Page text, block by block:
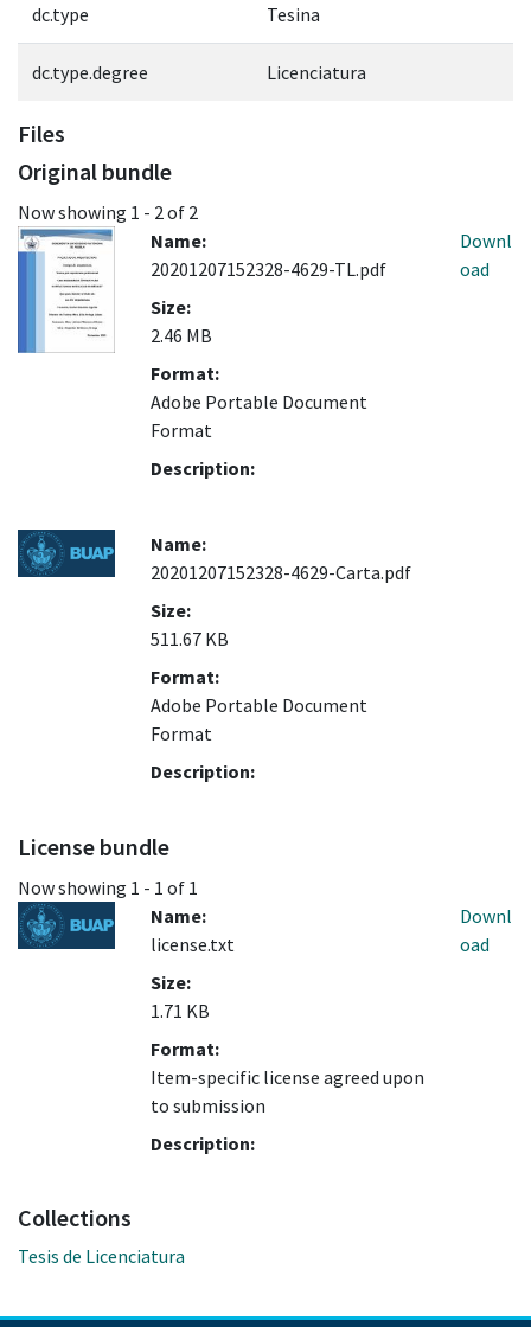
dc.type Tesina
dc.type.degree Licenciatura
Files
Original bundle
Now showing 1 - 2 of 2
Name:
20201207152328-4629-TL.pdf
Size:
2.46 MB
Format:
Adobe Portable Document
Format
Description:
Downl
oad
Name:
20201207152328-4629-Carta.pdf
Size:
511.67 KB
Format:
Adobe Portable Document
Format
Description:
License bundle
Now showing 1 - 1 of 1
Name:
license.txt
Size:
1.71 KB
Format:
Item-specific license agreed upon
to submission
Description:
Downl
oad
Collections
Tesis de Licenciatura